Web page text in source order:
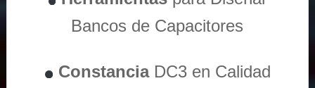
Bancos de Capacitores
ConstanciaDC3 en Calidad